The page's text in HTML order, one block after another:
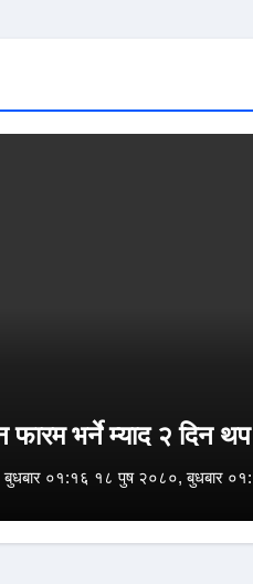
फारम भर्ने म्याद २ दिन थप
०१:१६ १८ पुष २०८०, बुधबार